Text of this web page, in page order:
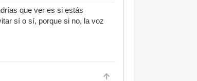
que ver es si estás
sí o sí, porque si no, la voz